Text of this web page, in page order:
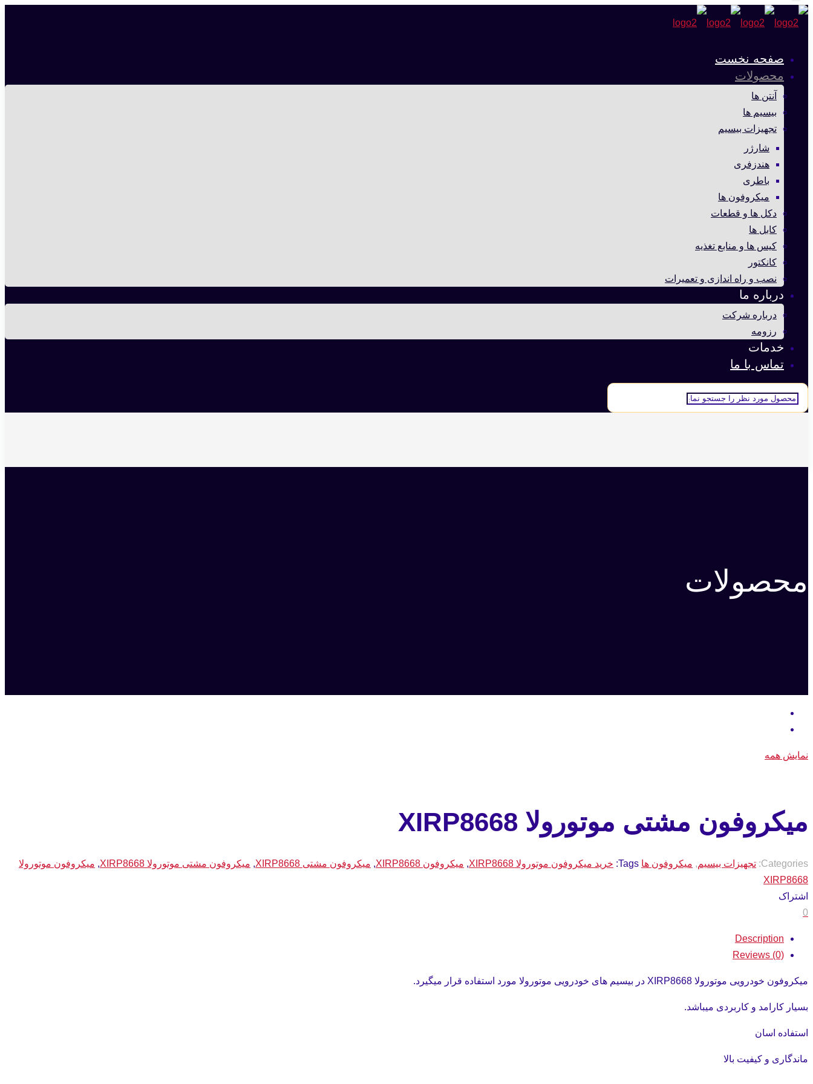
صفحه نخست
محصولات
آنتن ها
بیسیم ها
تجهیزات بیسیم
شارژر
هندزفری
باطری
میکروفون ها
دکل ها و قطعات
کابل ها
کیس ها و منابع تغذیه
کانکتور
نصب و راه اندازی و تعمیرات
درباره ما
درباره شرکت
رزومه
خدمات
تماس با ما
محصولات
نمایش همه
میکروفون مشتی موتورولا XIRP8668
Categories: تجهیزات بیسیم, میکروفون ها Tags: خرید میکروفون موتورولا XIRP8668 , میکروفون XIRP8668 , میکروفون مشتی XIRP8668 , میکروفون مشتی موتورولا XIRP8668 , میکروفون موتورولا
XIRP8668
اشتراک
0
Description
Reviews (0)
میکروفون خودرویی موتورولا XIRP8668 در بیسیم های خودرویی موتورولا مورد استفاده قرار میگیرد.
بسیار کارامد و کاربردی میباشد.
استفاده اسان
ماندگاری و کیفیت بالا